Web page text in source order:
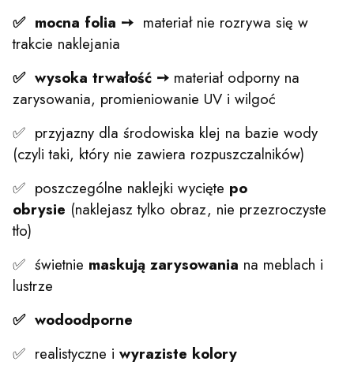
✅ mocna folia ➙ materiał nie rozrywa się w
trakcie naklejania
✅ wysoka trwałość ➙ materiał odporny na
zarysowania, promieniowanie UV i wilgoć
✅ przyjazny dla środowiska klej na bazie wody
(czyli taki, który nie zawiera rozpuszczalników)
✅ poszczególne naklejki wycięte po
obrysie (naklejasz tylko obraz, nie przezroczyste
tło)
✅ świetnie maskują zarysowania na meblach i
lustrze
✅ wodoodporne
✅ realistyczne i wyraziste kolory